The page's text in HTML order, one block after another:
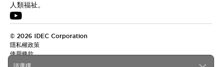
人類福祉。
© 2026 IDEC Corporation
隱私權政策
使用條款